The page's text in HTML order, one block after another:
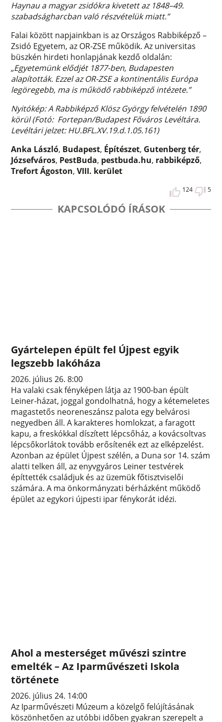
Haynau a magyar zsidókra kivetett az 1848–49.
szabadságharcban való részvételük miatt.”
Falai között napjainkban is az Országos Rabbiképző –
Zsidó Egyetem, az OR-ZSE működik. Az universitas
büszkén hirdeti honlapjának kezdő oldalán:
„Egyetemünk elődjét 1877-ben, Budapesten
alapították. Ezzel az OR-ZSE a kontinentális Európa
legöregebb, ma is működő rabbiképző intézete.”
Nyitókép: A Rabbiképző Klösz György felvételén 1890
körül (Fotó: Fortepan/Budapest Főváros Levéltára.
Levéltári jelzet: HU.BFL.XV.19.d.1.05.161)
Anka László, Budapest, Építészet, Gutenberg tér,
Józsefváros, PestBuda, pestbuda.hu, rabbiképző,
Trefort Ágoston,VIII. kerület
124 5
KAPCSOLÓDÓ ÍRÁSOK
Gyártelepen épült fel Újpest egyik
legszebb lakóháza
2026. július 26. 8:00
Ha valaki csak fényképen látja az 1900-ban épült
Leiner-házat, joggal gondolhatná, hogy a kétemeletes
magastetős neoreneszánsz palota egy belvárosi
negyedben áll. A karakteres homlokzat, a faragott
kapu, a freskókkal díszített lépcsőház, a kovácsoltvas
lépcsőkorlátok tovább erősítenék ezt az elképzelést.
Azonban az épület Újpest szélén, a Duna sor 14. szám
alatti telken áll, az enyvgyáros Leiner testvérek
építtették családjuk és az üzemük főtisztviselői
számára. A ma önkormányzati bérházként működő
épület az egykori újpesti ipar fénykorát idézi.
Ahol a mesterséget művészi szintre
emelték – Az Iparművészeti Iskola
története
2026. július 24. 14:00
Az Iparművészeti Múzeum a közelgő felújításának
köszönhetően az utóbbi időben gyakran szerepelt a